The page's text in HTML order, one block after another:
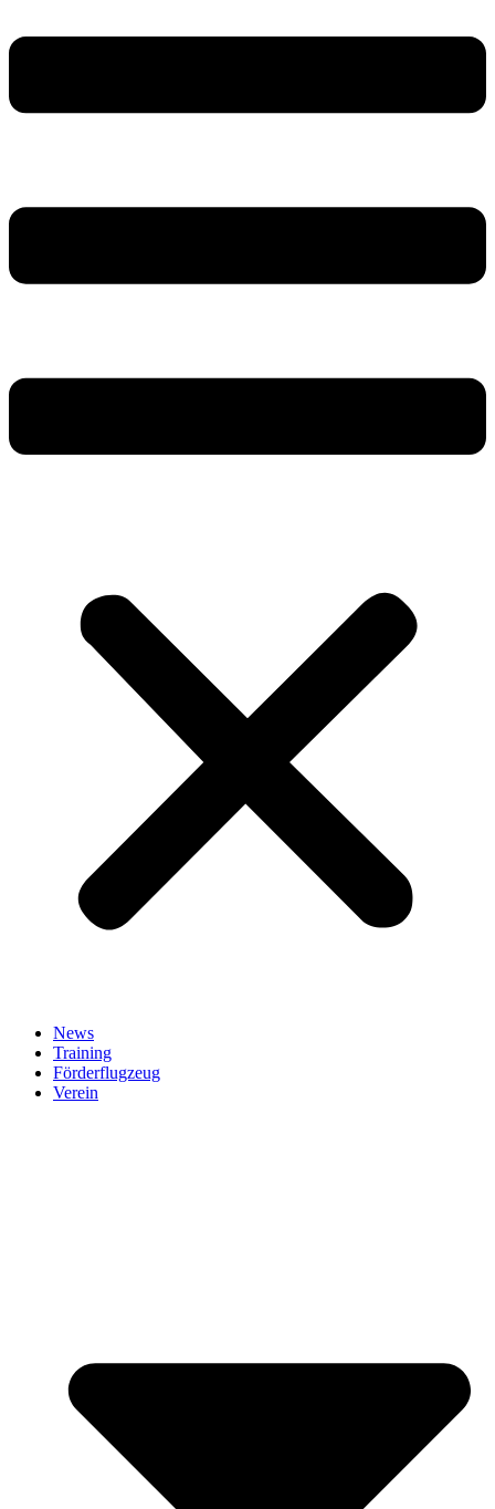
News
Training
Förderflugzeug
Verein